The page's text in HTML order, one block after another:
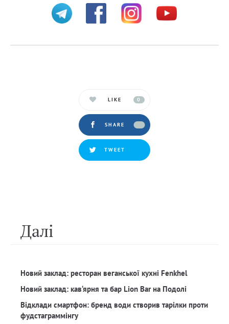
LIKE 0
SHARE
TWEET
Далi
Новий заклад: ресторан веганської кухні Fenkhel
Новий заклад: кав‘ярня та бар Lion Bar на Подолі
Відклади смартфон: бренд води створив тарілки проти
фудстаграммінгу